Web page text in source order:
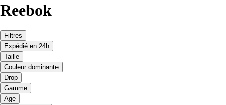
Reebok
Filtres
Expédié en 24h
Taille
Couleur dominante
Drop
Gamme
Age